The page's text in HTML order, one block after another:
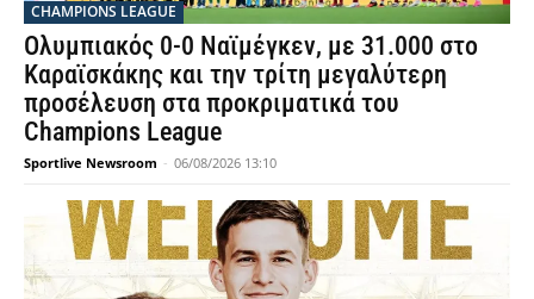
CHAMPIONS LEAGUE
Ολυμπιακός 0-0 Ναϊμέγκεν, με 31.000 στο
Καραϊσκάκης και την τρίτη μεγαλύτερη
προσέλευση στα προκριματικά του
Champions League
Sportlive Newsroom - 06/08/2026 13:10